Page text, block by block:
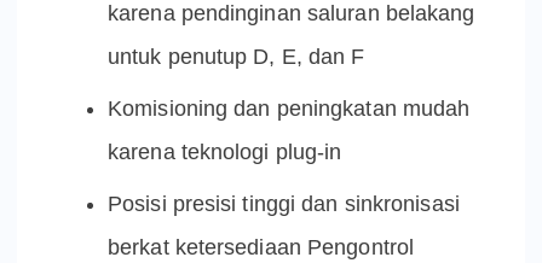
karena pendinginan saluran belakang
untuk penutup D, E, dan F
Komisioning dan peningkatan mudah
karena teknologi plug-in
Posisi presisi tinggi dan sinkronisasi
berkat ketersediaan Pengontrol